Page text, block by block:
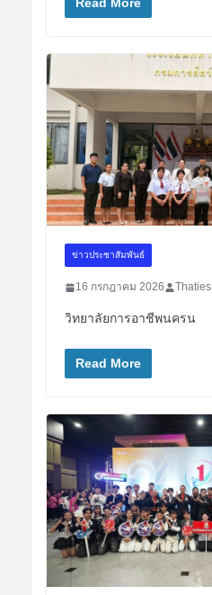
ข่าวประชาสัมพันธ์
16 กรกฎาคม 2026 Thaties
วิทยาลัยการอาชีพนครน
Read More